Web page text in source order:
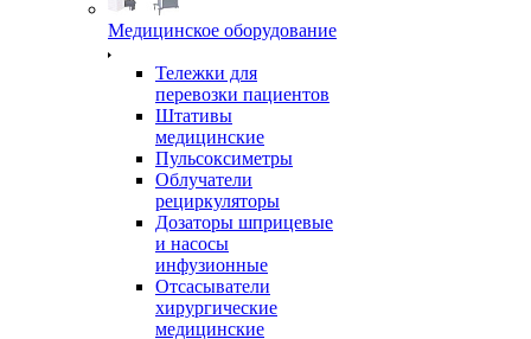
Медицинское оборудование
Тележки для
перевозки пациентов
Штативы
медицинские
Пульсоксиметры
Облучатели
рециркуляторы
Дозаторы шприцевые
и насосы
инфузионные
Отсасыватели
хирургические
медицинские